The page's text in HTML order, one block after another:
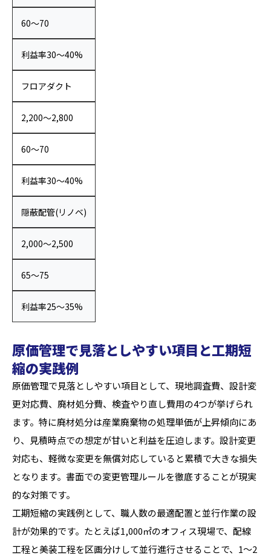
60〜70
利益率30〜40%
フロアダクト
2,200〜2,800
60〜70
利益率30〜40%
隠蔽配管(リノベ)
2,000〜2,500
65〜75
利益率25〜35%
原価管理で見落としやすい項目と工期短
縮の実践例
原価管理で見落としやすい項目として、現地調査費、設計変
更対応費、廃材処分費、検査やり直し費用の4つが挙げられ
ます。特に廃材処分は産業廃棄物の処理単価が上昇傾向にあ
り、見積時点での想定が甘いと利益を圧迫します。設計変更
対応も、軽微な変更を無償対応していると累積で大きな損失
となります。書面での変更管理ルールを徹底することが現実
的な対策です。
工期短縮の実践例として、職人数の最適配置と並行作業の設
計が効果的です。たとえば1,000㎡のオフィス現場で、配線
工程と美装工程を区画分けして並行進行させることで、1〜2